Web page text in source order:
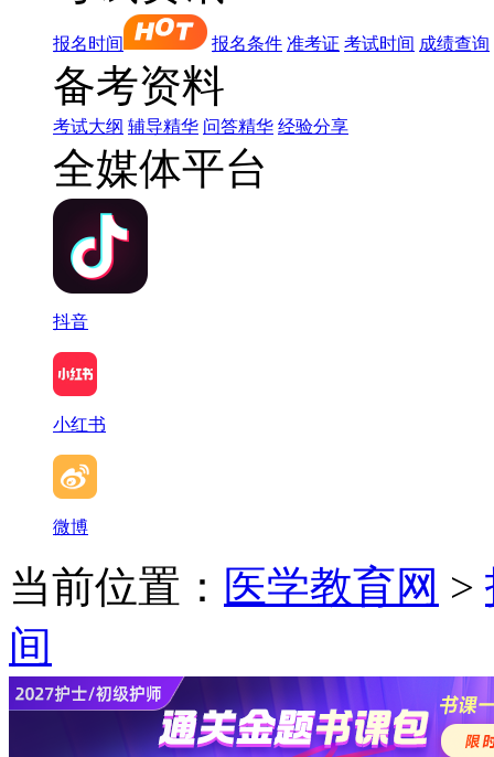
报名时间 报名条件 准考证 考试时间 成绩查询
备考资料
考试大纲 辅导精华 问答精华 经验分享
全媒体平台
抖音
小红书
微博
当前位置： 医学教育网 >
间